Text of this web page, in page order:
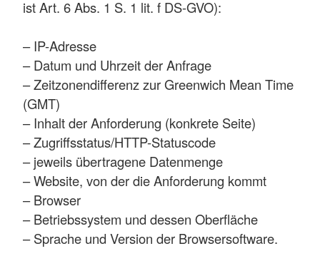
ist Art. 6 Abs. 1 S. 1 lit. f DS-GVO):
– IP-Adresse
– Datum und Uhrzeit der Anfrage
– Zeitzonendifferenz zur Greenwich Mean Time
(GMT)
– Inhalt der Anforderung (konkrete Seite)
– Zugriffsstatus/HTTP-Statuscode
– jeweils übertragene Datenmenge
– Website, von der die Anforderung kommt
– Browser
– Betriebssystem und dessen Oberfläche
– Sprache und Version der Browsersoftware.